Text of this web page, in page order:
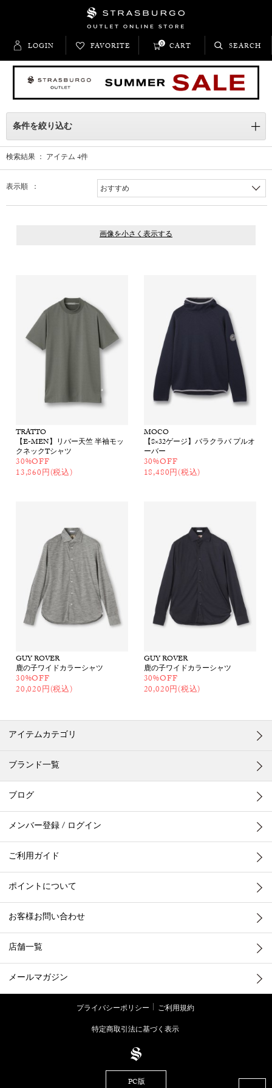
LOGIN FAVORITE CART
0 SEARCH
条件を絞り込む
検索結果 ： アイテム 4件
表示順 ：
TRATTO
【E-MEN】リバー天竺 半袖モッ
クネックTシャツ
30%OFF
13,860円(税込)
MOCO
【8×32ゲージ】バラクラバ プルオ
ーバー
30%OFF
18,480円(税込)
GUY ROVER
鹿の子ワイドカラーシャツ
30%OFF
20,020円(税込)
GUY ROVER
鹿の子ワイドカラーシャツ
30%OFF
20,020円(税込)
アイテムカテゴリ
ブランド一覧
ブログ
メンバー登録 / ログイン
ご利用ガイド
ポイントについて
お客様お問い合わせ
店舗一覧
メールマガジン
プライバシーポリシー
ご利用規約
特定商取引法に基づく表示
PC版